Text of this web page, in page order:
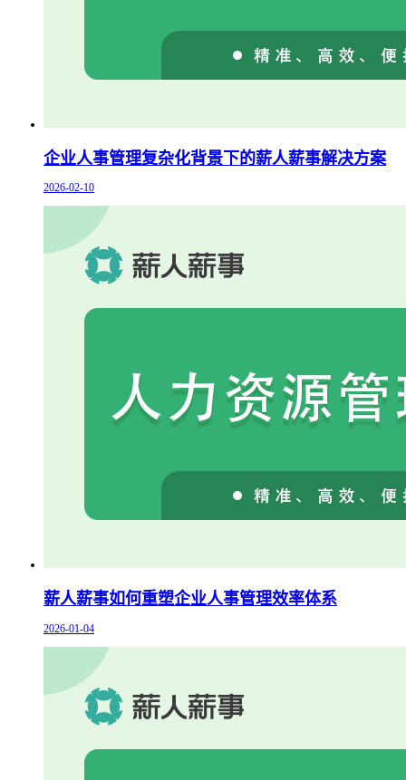
企业人事管理复杂化背景下的薪人薪事解决方案
2026-02-10
薪人薪事如何重塑企业人事管理效率体系
2026-01-04